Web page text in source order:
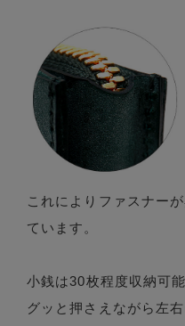
これによりファスナー
ています。
小銭は30枚程度収納可能
グッと押さえながら左